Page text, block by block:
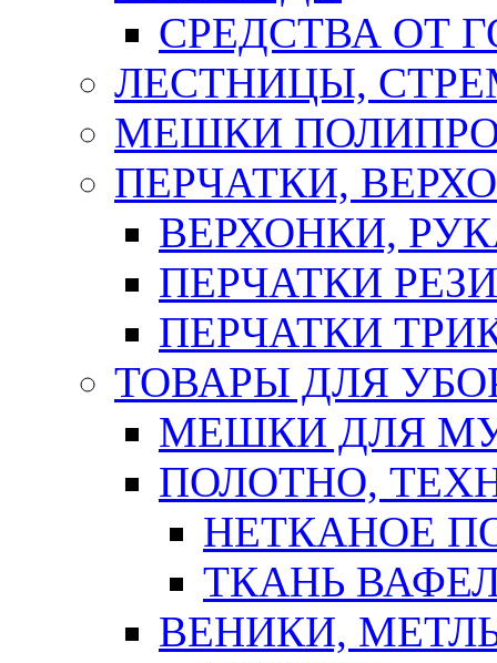
СРЕДСТВА ОТ
ЛЕСТНИЦЫ,
МЕШКИ
ПЕРЧАТКИ,
ВЕРХОНКИ,
ПЕРЧАТКИ
ПЕРЧАТКИ
ТОВАРЫ ДЛЯ
МЕШКИ ДЛЯ
ПОЛОТНО,
НЕТКАНОЕ
ТКАНЬ
ВЕНИКИ,